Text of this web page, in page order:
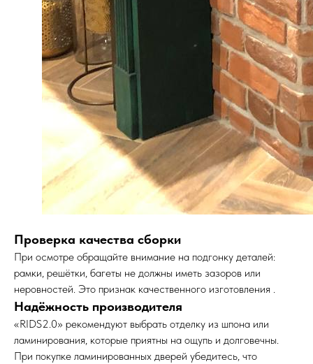
Проверка качества сборки
При осмотре обращайте внимание на подгонку деталей:
рамки, решётки, багеты не должны иметь зазоров или
неровностей. Это признак качественного изготовления .
Надёжность производителя
«RIDS2.0» рекомендуют выбрать отделку из шпона или
ламинирования, которые приятны на ощупь и долговечны.
При покупке ламинированных дверей убедитесь, что